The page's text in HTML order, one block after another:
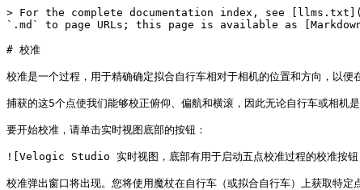
> For the complete documentation index, see
`.md` to page URLs; this page is available as
# 校准
校准是一个过程，用于精确确定拟合自行车相对于相机的位置和方向，以便
捕获的这5个点使我们能够校正俯仰、偏航和横滚，因此无论自行车或相机
要开始校准，请单击实时视图底部的按钮：
![Velogic Studio 实时视图，底部有用于启动五点校准过程的校
校准弹出窗口将出现。您将使用魔杖在自行车（或拟合自行车）上获取特定